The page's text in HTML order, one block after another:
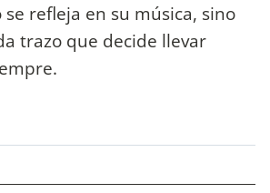
se refleja en su música, sino
trazo que decide llevar